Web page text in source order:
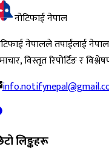
नोटिफाई नेपाल
नेपालले तपाईंलाई
विस्तृत रिपोर्टिङ र
लिङ्कहरू